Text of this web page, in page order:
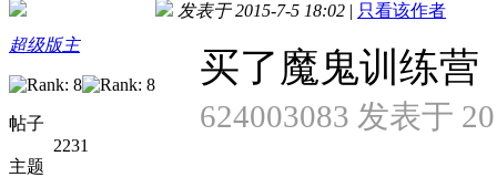
超级版主
帖子
2231
主题
发表于 2015-7-5 18:02 | 只看该作者
买了魔鬼训练营
624003083 发表于